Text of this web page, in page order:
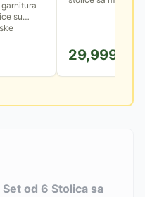
su
29,999
od 6 Stolica sa